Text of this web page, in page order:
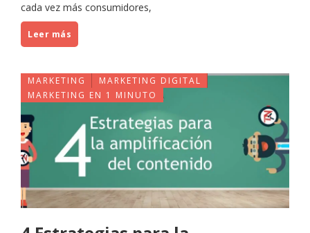
cada vez más consumidores,
Leer más
MARKETING
MARKETING DIGITAL
MARKETING EN 1 MINUTO